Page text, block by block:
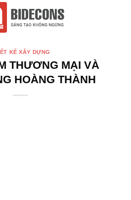
KẾ XÂY DỰNG
THƯƠNG MẠI VÀ
HOÀNG THÀNH